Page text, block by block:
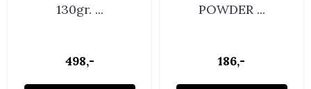
130gr. ...
498,-
POWDER ...
186,-